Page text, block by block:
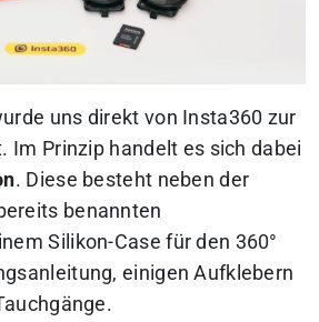
uns direkt von Insta360 zur
Im Prinzip handelt es sich dabei
. Diese besteht neben der
benannten
Silikon-Case für den 360°
einigen Aufklebern